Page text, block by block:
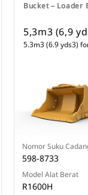
Bucket – Loader
5,3m3 (6,9
5.3m3 (6.9 yds3)
Nomor Suku
598-8733
Model Alat Berat
R1600H